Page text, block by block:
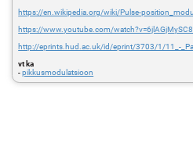
https://en.wikipedia.org/wiki/Pulse-
https://www.youtube.com/watch?v=6jlAGjMySC8
http://eprints.hud.ac.uk/id/eprint/3703/1/11_-
vt ka
-pikkusmodulatsioon